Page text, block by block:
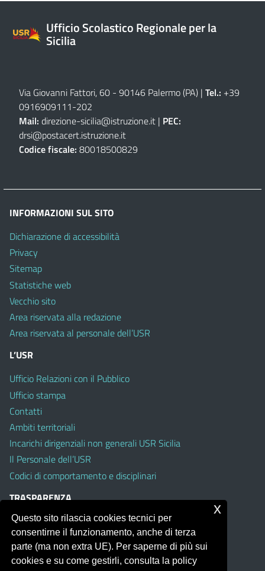
Ufficio Scolastico Regionale per la
Sicilia
Via Giovanni Fattori, 60 - 90146 Palermo (PA) | Tel.: +39
0916909111-202
Mail: direzione-sicilia@istruzione.it | PEC:
drsi@postacert.istruzione.it
Codice fiscale: 80018500829
INFORMAZIONI SUL SITO
Dichiarazione di accessibilità
Privacy
Sitemap
Statistiche web
Vecchio sito
Area riservata alla redazione
Area riservata al personale dell’USR
L’USR
Ufficio Relazioni con il Pubblico
Ufficio stampa
Contatti
Ambiti territoriali
Incarichi dirigenziali non generali USR Sicilia
Il Personale dell’USR
Codici di comportamento e disciplinari
TRASPARENZA
Albo on line
Amministrazione Trasparente
Pubblici proclami
Questo sito rilascia cookies tecnici per
consentirne il funzionamento, anche di terza
parte (ma non extra UE). Per saperne di più sui
cookies e su come gestirli, consulta la policy
x